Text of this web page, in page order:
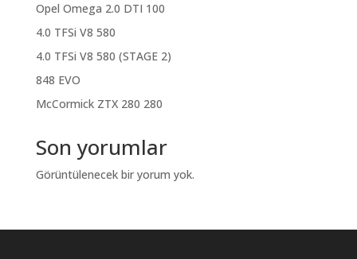
Opel Omega 2.0 DTI 100
4.0 TFSi V8 580
4.0 TFSi V8 580 (STAGE 2)
848 EVO
McCormick ZTX 280 280
Son yorumlar
Görüntülenecek bir yorum yok.